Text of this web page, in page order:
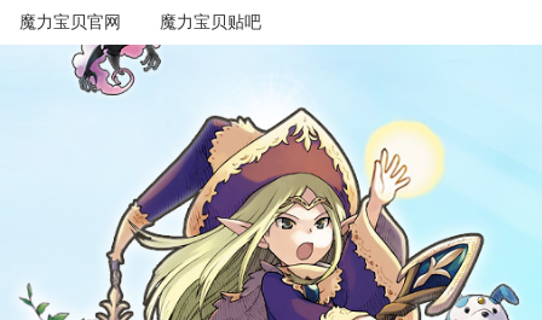
魔力宝贝官网 魔力宝贝贴吧